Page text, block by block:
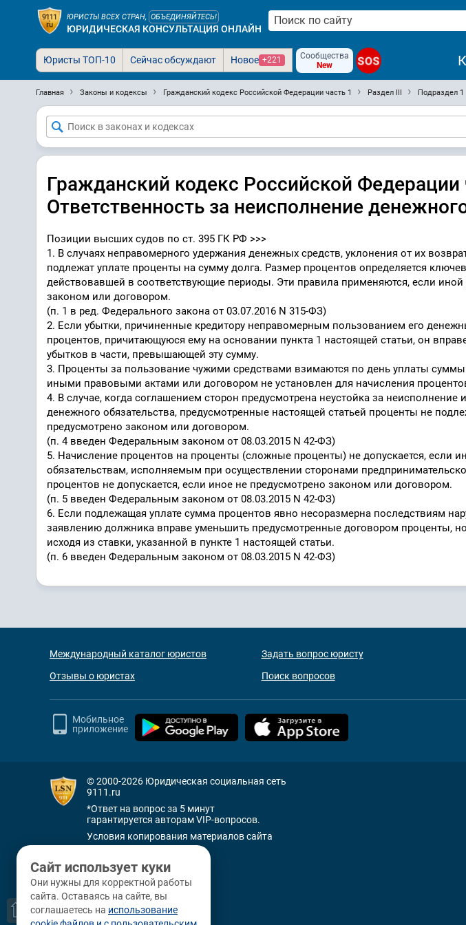
ЮРИСТЫ ВСЕХ СТРАН, ОБЪЕДИНЯЙТЕСЬ!
ЮРИДИЧЕСКАЯ КОНСУЛЬТАЦИЯ ОНЛАЙН
Юристы ТОП-10 Сейчас обсуждают Новое +221
Сообщества
New
SOS
Главная Законы и кодексы Гражданский кодекс Российской Федерации часть 1 Раздел III Подраздел 1
Гражданский кодекс Российской Федерации
Ответственность за неисполнение
Позиции высших судов по ст. 395 ГК РФ >>>
1. В случаях неправомерного удержания денежных средств, уклонения от их
подлежат уплате проценты на сумму долга. Размер процентов определяется
действовавшей в соответствующие периоды. Эти правила применяются, если иной
законом или договором.
(п. 1 в ред. Федерального закона от 03.07.2016 N 315-ФЗ)
2. Если убытки, причиненные кредитору неправомерным пользованием его
процентов, причитающуюся ему на основании пункта 1 настоящей статьи, он
убытков в части, превышающей эту сумму.
3. Проценты за пользование чужими средствами взимаются по день уплаты суммы
иными правовыми актами или договором не установлен для начисления
4. В случае, когда соглашением сторон предусмотрена неустойка за
денежного обязательства, предусмотренные настоящей статьей проценты не
предусмотрено законом или договором.
(п. 4 введен Федеральным законом от 08.03.2015 N 42-ФЗ)
5. Начисление процентов на проценты (сложные проценты) не допускается, если
обязательствам, исполняемым при осуществлении сторонами
процентов не допускается, если иное не предусмотрено законом или договором.
(п. 5 введен Федеральным законом от 08.03.2015 N 42-ФЗ)
6. Если подлежащая уплате сумма процентов явно несоразмерна последствиям
заявлению должника вправе уменьшить предусмотренные договором проценты,
исходя из ставки, указанной в пункте 1 настоящей статьи.
(п. 6 введен Федеральным законом от 08.03.2015 N 42-ФЗ)
Международный каталог юристов
Отзывы о юристах
Задать вопрос юристу
Поиск вопросов
Мобильное
приложение
© 2000-2026 Юридическая социальная сеть
9111.ru
*Ответ на вопрос за 5 минут
гарантируется авторам VIP-вопросов.
Условия копирования материалов сайта
Санкт-Петербург
+7 (812) 336-92-64
наб. р. Фонтанки, д. 59
⇧
Сайт использует куки
Они нужны для корректной работы
сайта. Оставаясь на сайте, вы
соглашаетесь на использование